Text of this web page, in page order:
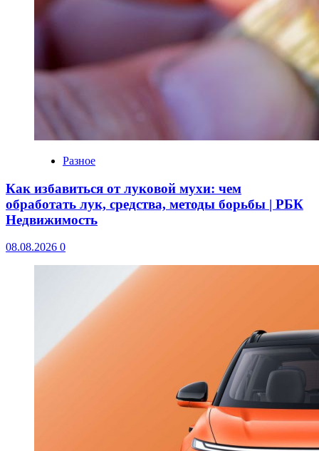
Разное
Как избавиться от луковой мухи: чем
обработать лук, средства, методы борьбы | РБК
Недвижимость
08.08.2026 0